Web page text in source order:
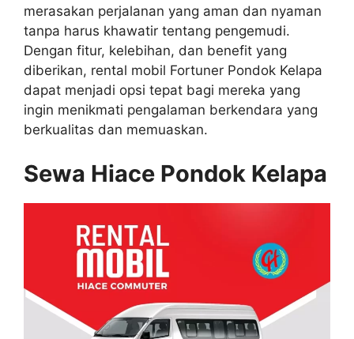
merasakan perjalanan yang aman dan nyaman
tanpa harus khawatir tentang pengemudi.
Dengan fitur, kelebihan, dan benefit yang
diberikan, rental mobil Fortuner Pondok Kelapa
dapat menjadi opsi tepat bagi mereka yang
ingin menikmati pengalaman berkendara yang
berkualitas dan memuaskan.
Sewa Hiace Pondok Kelapa